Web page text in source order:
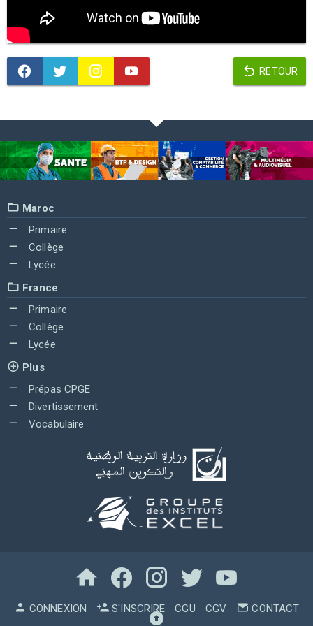
RETOUR
Maroc
Primaire
Collège
Lycée
France
Primaire
Collège
Lycée
Plus
Prépas CPGE
Divertissement
Vocabulaire
CONNEXION S'INSCRIRE CGU CGV CONTACT